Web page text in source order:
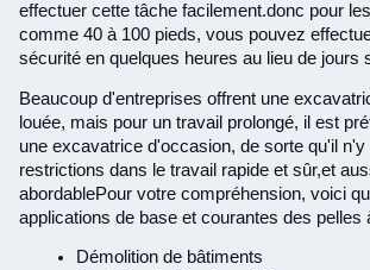
effectuer cette tâche facilement.donc pour
comme 40 à 100 pieds, vous pouvez
sécurité en quelques heures au lieu de jours
Beaucoup d'entreprises offrent une
louée, mais pour un travail prolongé, il est
une excavatrice d'occasion, de sorte qu'il n'y
restrictions dans le travail rapide et sûr,et
abordablePour votre compréhension, voici
applications de base et courantes des pelles
Démolition de bâtiments